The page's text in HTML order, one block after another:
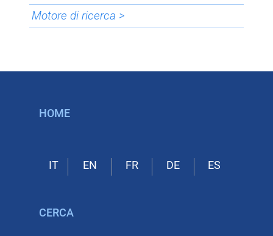
Motore di ricerca >
HOME
CERCA